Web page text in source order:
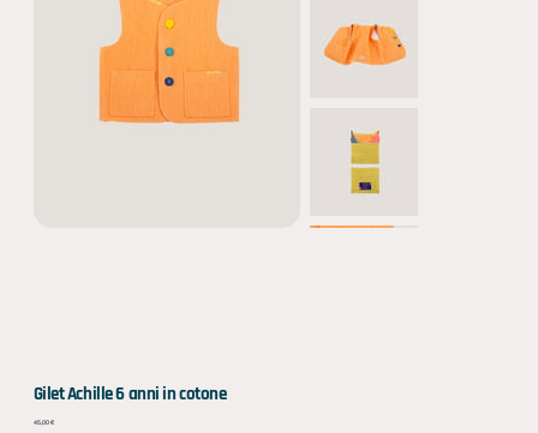
Gilet Achille 6 anni in cotone
Prezzo
45,00 €